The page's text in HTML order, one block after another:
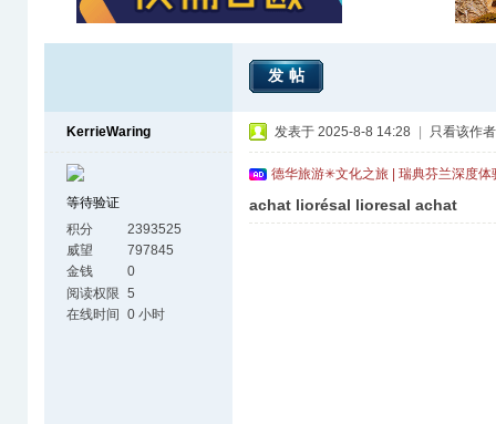
发帖
KerrieWaring
等待验证
积分
2393525
威望
797845
金钱
0
阅读权限 5
在线时间 0 小时
发表于 2025-8-8 14:28 只看该作者
德华旅游✳文化之旅 | 瑞典芬兰深度
achat liorésal lioresal achat